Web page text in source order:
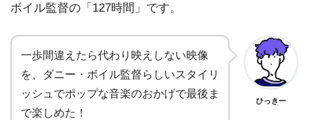
ボイル監督の「127時間」です。
一歩間違えたら代わり映えしない映像
を、ダニー・ボイル監督らしいスタイリ
ッシュでポップな音楽のおかげで最後ま
で楽しめた！
ひっきー